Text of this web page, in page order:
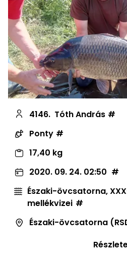
4146. Tóth András
Ponty
17,40 kg
2020. 09. 24. 02:50
Északi-övcsatorna,
mellékvizei
Északi-övcsatorna